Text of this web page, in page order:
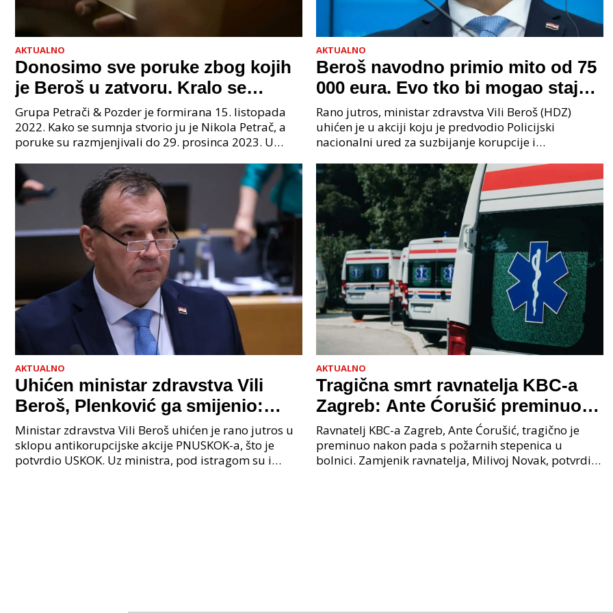
AKTUALNO
Donosimo sve poruke zbog kojih
je Beroš u zatvoru. Kralo se
godinama. Tko će iz vlade biti
sljedeći uhićen?
Grupa Petrači & Pozder je formirana 15. listopada
2022. Kako se sumnja stvorio ju je Nikola Petrač, a
poruke su razmjenjivali do 29. prosinca 2023. U
AKTUALNO
Beroš navodno primio mito od 75
000 eura. Evo tko bi mogao stajati
na čelu zločinačkog udruženja
Rano jutros, ministar zdravstva Vili Beroš (HDZ)
uhićen je u akciji koju je predvodio Policijski
nacionalni ured za suzbijanje korupcije i
priopćenju USKOK
AKTUALNO
Uhićen ministar zdravstva Vili
Beroš, Plenković ga smijenio:
Istraga USKOK-a zbog korupcije
Ministar zdravstva Vili Beroš uhićen je rano jutros u
sklopu antikorupcijske akcije PNUSKOK-a, što je
potvrdio USKOK. Uz ministra, pod istragom su i
AKTUALNO
Tragična smrt ravnatelja KBC-a
Zagreb: Ante Ćorušić preminuo
nakon pada u bolnici, policija na
mjestu događaja
Ravnatelj KBC-a Zagreb, Ante Ćorušić, tragično je
preminuo nakon pada s požarnih stepenica u
bolnici. Zamjenik ravnatelja, Milivoj Novak, potvrdio